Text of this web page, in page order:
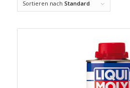
Sortieren nach Standard